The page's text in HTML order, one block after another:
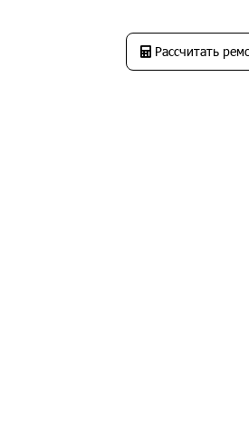
Рассчитать